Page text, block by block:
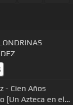
- Cien Años
[Un Azteca en el